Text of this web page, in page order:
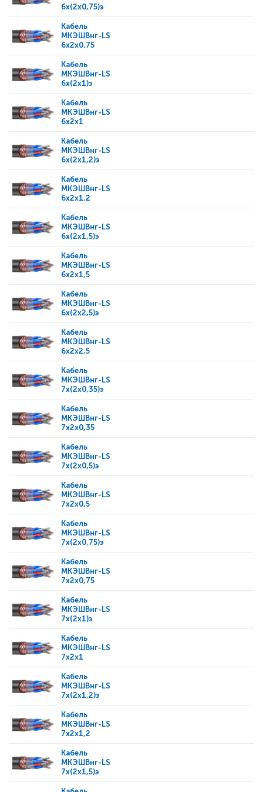
6x(2x0,75)э
Кабель
МКЭШВнг-LS
6x2x0,75
Кабель
МКЭШВнг-LS
6x(2x1)э
Кабель
МКЭШВнг-LS
6x2x1
Кабель
МКЭШВнг-LS
6x(2x1,2)э
Кабель
МКЭШВнг-LS
6x2x1,2
Кабель
МКЭШВнг-LS
6x(2x1,5)э
Кабель
МКЭШВнг-LS
6x2x1,5
Кабель
МКЭШВнг-LS
6x(2x2,5)э
Кабель
МКЭШВнг-LS
6x2x2,5
Кабель
МКЭШВнг-LS
7x(2x0,35)э
Кабель
МКЭШВнг-LS
7x2x0,35
Кабель
МКЭШВнг-LS
7x(2x0,5)э
Кабель
МКЭШВнг-LS
7x2x0,5
Кабель
МКЭШВнг-LS
7x(2x0,75)э
Кабель
МКЭШВнг-LS
7x2x0,75
Кабель
МКЭШВнг-LS
7x(2x1)э
Кабель
МКЭШВнг-LS
7x2x1
Кабель
МКЭШВнг-LS
7x(2x1,2)э
Кабель
МКЭШВнг-LS
7x2x1,2
Кабель
МКЭШВнг-LS
7x(2x1,5)э